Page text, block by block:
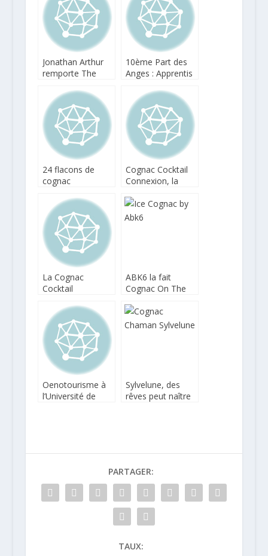
Jonathan Arthur
remporte The
Courvoisier 2017
10ème Part des
Anges : Apprentis
chèque de
265.700 euros
24 flacons de
cognac
enchères pour La
Part des Anges
Cognac Cocktail
Connexion, la
lancée !
La Cognac
Cocktail
à Paris mais aussi
à Bordeaux
ABK6 la fait
Cognac On The
Oenotourisme à
l’Université de
Sylvelune, des
rêves peut naître
PARTAGER:
TAUX: